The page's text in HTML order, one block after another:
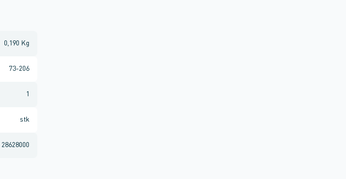
0,190 Kg
73-206
1
stk
28628000